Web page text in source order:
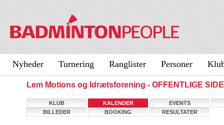
Nyheder Turnering Ranglister Personer
Lem Motions og Idrætsforening - OFFENTLIGE
KLUB KALENDER
EVENTS
BILLEDER
BOOKING RESULTATER